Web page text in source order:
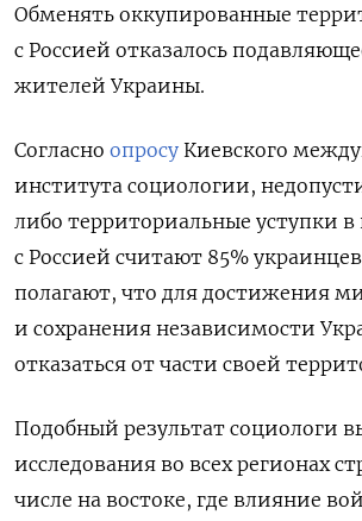
Обменять оккупированные
с Россией отказалось
жителей Украины.
Согласно опросу Киевского
института социологии,
либо территориальные уступки в
с Россией считают 85%
полагают, что для достижения
и сохранения независимости
отказаться от части своей
Подобный результат социологи
исследования во всех регионах
числе на востоке, где влияние